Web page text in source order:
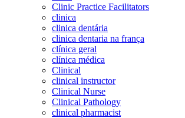
Clinic Practice Facilitators
clinica
clinica dentária
clinica dentaria na frança
clínica geral
clínica médica
Clinical
clinical instructor
Clinical Nurse
Clinical Pathology
clinical pharmacist